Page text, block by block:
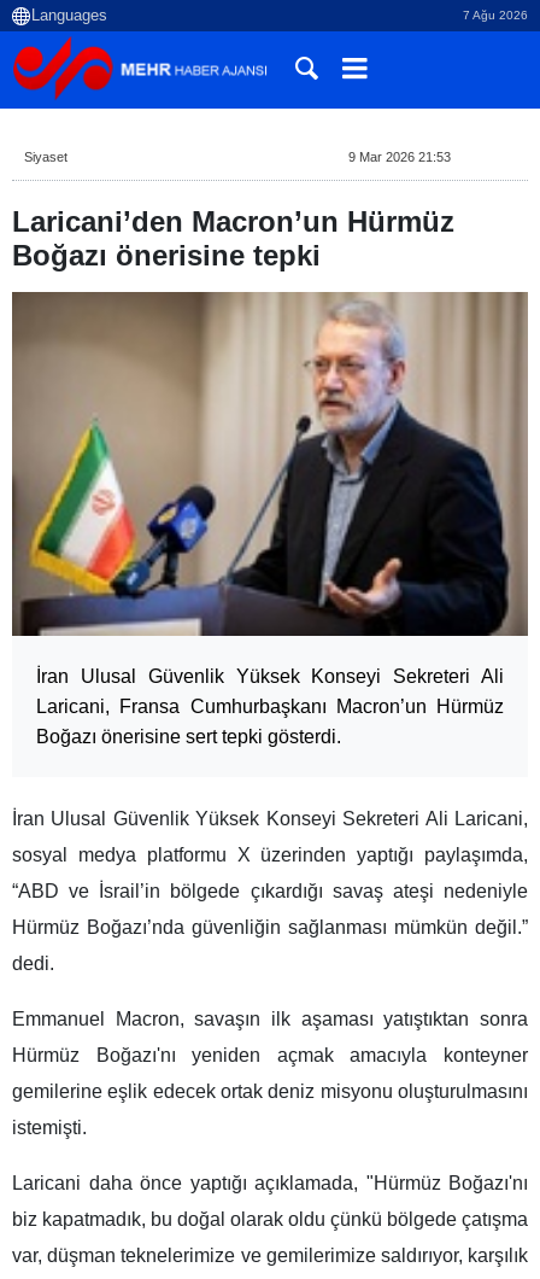
7 Ağu 2026
Siyaset 9 Mar 2026 21:53
Laricani’den Macron’un Hürmüz
Boğazı önerisine tepki
İran Ulusal Güvenlik Yüksek Konseyi Sekreteri Ali
Laricani, Fransa Cumhurbaşkanı Macron’un Hürmüz
Boğazı önerisine sert tepki gösterdi.
İran Ulusal Güvenlik Yüksek Konseyi Sekreteri Ali Laricani,
sosyal medya platformu X üzerinden yaptığı paylaşımda,
“ABD ve İsrail’in bölgede çıkardığı savaş ateşi nedeniyle
Hürmüz Boğazı’nda güvenliğin sağlanması mümkün değil.”
dedi.
Emmanuel Macron, savaşın ilk aşaması yatıştıktan sonra
Hürmüz Boğazı'nı yeniden açmak amacıyla konteyner
gemilerine eşlik edecek ortak deniz misyonu oluşturulmasını
istemişti.
Laricani daha önce yaptığı açıklamada, "Hürmüz Boğazı'nı
biz kapatmadık, bu doğal olarak oldu çünkü bölgede çatışma
var, düşman teknelerimize ve gemilerimize saldırıyor, karşılık